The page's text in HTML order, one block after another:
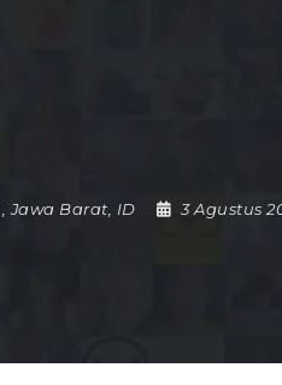
,Jawa Barat ID 3 Agustus